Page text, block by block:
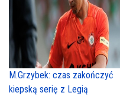
M.Grzybek: czas zakończyć
kiepską serię z Legią